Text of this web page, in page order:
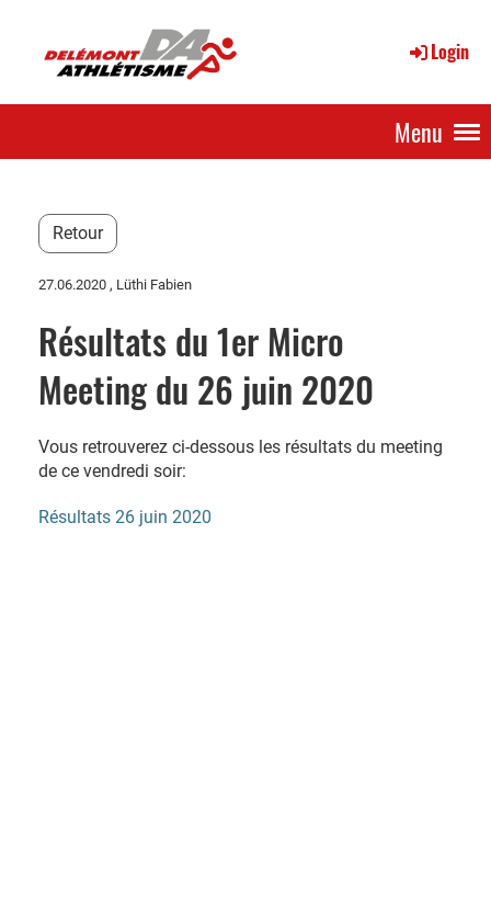
Login
Menu
Retour
27.06.2020 , Lüthi Fabien
Résultats du 1er Micro
Meeting du 26 juin 2020
Vous retrouverez ci-dessous les résultats du meeting
de ce vendredi soir:
Résultats 26 juin 2020